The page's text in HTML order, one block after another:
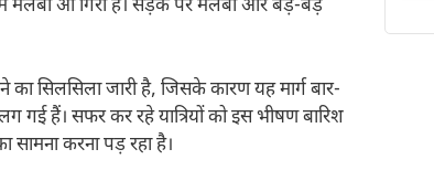
में मलबा आ गिरा है। सड़क पर मलबा और बड़े-बड़े
सिलसिला जारी है, जिसके कारण यह मार्ग बार-
गई हैं। सफर कर रहे यात्रियों को इस भीषण बारिश
करना पड़ रहा है।